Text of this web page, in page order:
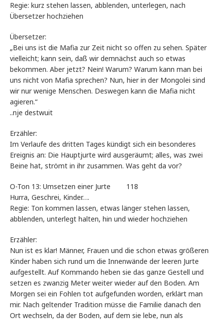
Regie: kurz stehen lassen, abblenden, unterlegen, nach
Übersetzer hochziehen
Übersetzer:
„Bei uns ist die Mafia zur Zeit nicht so offen zu sehen. Später
vielleicht; kann sein, daß wir demnächst auch so etwas
bekommen. Aber jetzt? Nein! Warum? Warum kann man bei
uns nicht von Mafia sprechen? Nun, hier in der Mongolei sind
wir nur wenige Menschen. Deswegen kann die Mafia nicht
agieren.“
..nje destwuit
Erzähler:
Im Verlaufe des dritten Tages kündigt sich ein besonderes
Ereignis an: Die Hauptjurte wird ausgeräumt; alles, was zwei
Beine hat, strömt in ihr zusammen. Was geht da vor?
O-Ton 13: Umsetzen einer Jurte 118
Hurra, Geschrei, Kinder….
Regie: Ton kommen lassen, etwas länger stehen lassen,
abblenden, unterlegt halten, hin und wieder hochziehen
Erzähler:
Nun ist es klar! Männer, Frauen und die schon etwas größeren
Kinder haben sich rund um die Innenwände der leeren Jurte
aufgestellt. Auf Kommando heben sie das ganze Gestell und
setzen es zwanzig Meter weiter wieder auf den Boden. Am
Morgen sei ein Fohlen tot aufgefunden worden, erklärt man
mir. Nach geltender Tradition müsse die Familie danach den
Ort wechseln, da der Boden, auf dem sie lebe, nun als